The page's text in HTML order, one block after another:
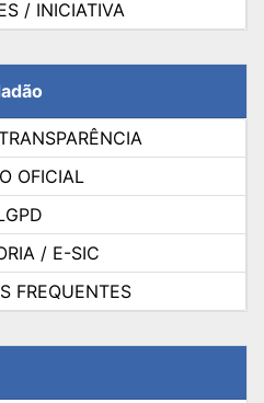
/ INICIATIVA
OFICIAL
/ E-SIC
FREQUENTES